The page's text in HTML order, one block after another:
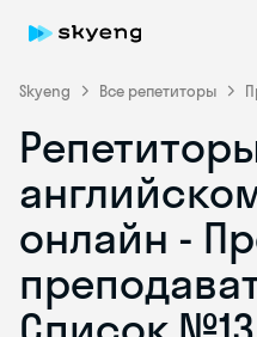
Skyeng Все репетиторы
онлайн -
Skyeng Chat